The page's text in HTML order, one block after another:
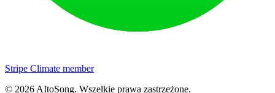
Stripe Climate member
© 2026 AItoSong. Wszelkie prawa zastrzeżone.